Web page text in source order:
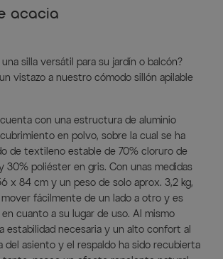
acacia
silla versátil para su jardín o balcón?
vistazo a nuestro cómodo sillón apilable
cuenta con una estructura de aluminio
en polvo, sobre la cual se ha
de textileno estable de 70% cloruro de
30% poliéster en gris. Con unas medidas
x 84 cm y un peso de solo aprox. 3,2 kg,
mover fácilmente de un lado a otro y es
cuanto a su lugar de uso. Al mismo
estabilidad necesaria y un alto confort al
del asiento y el respaldo ha sido recubierta